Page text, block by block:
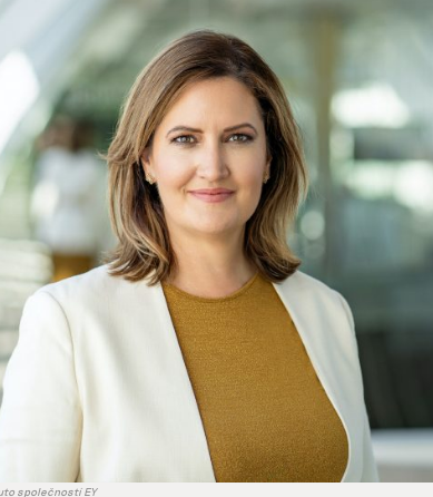
společností EY